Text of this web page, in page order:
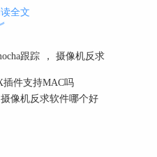
行摄像机反求。反求过
求完成后，在“摄像
AE中打开与Mocha反求
全文
跟踪 ， 摄像机反求
插件支持MAC吗
像机反求软件哪个好